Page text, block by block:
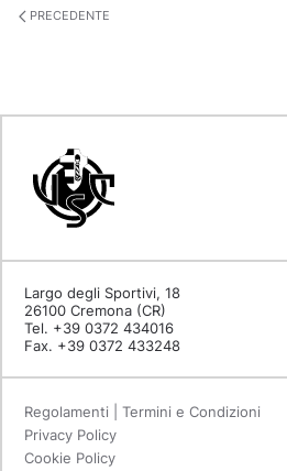
PRECEDENTE
Largo degli Sportivi, 18
26100 Cremona (CR)
Tel. +39 0372 434016
Fax. +39 0372 433248
Regolamenti | Termini e Condizioni
Privacy Policy
Cookie Policy